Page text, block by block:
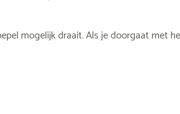
mogelijk draait. Als je doorgaat met